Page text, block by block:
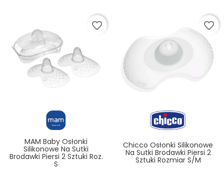
MAM Baby Osłonki
Silikonowe Na Sutki
Brodawki Piersi 2 Sztuki Roz.
S
favorite_border
Chicco Osłonki Silikonowe
Na Sutki Brodawki Piersi 2
Sztuki Rozmiar S/M
favorite_border